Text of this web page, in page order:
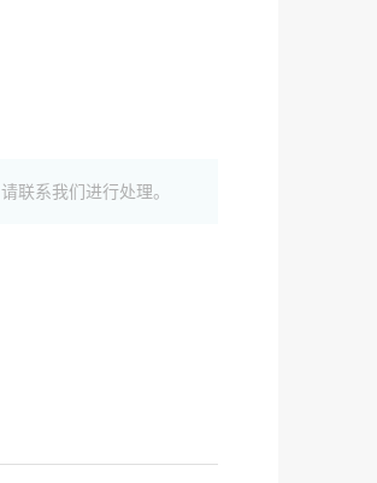
联系我们进行处理。